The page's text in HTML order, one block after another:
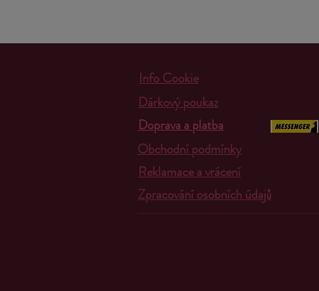
Info Cookie
Doprava a platba
Obchodní podmínky
Zpracování osobních údajů
Reklamace a vrácení
Dárkový poukaz